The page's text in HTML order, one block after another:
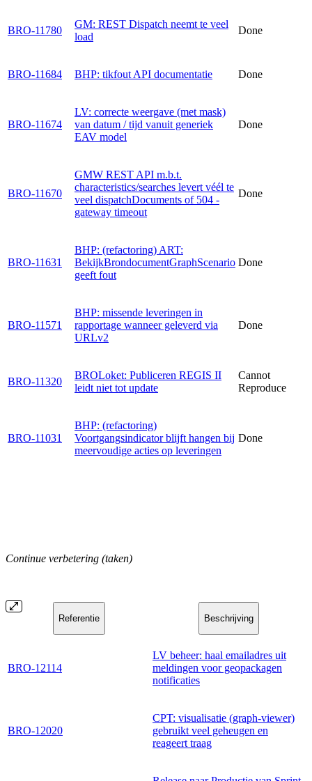
BRO-11780
GM: REST Dispatch neemt te veel
load
Done
BRO-11684 BHP: tikfout API documentatie Done
BRO-11674
LV: correcte weergave (met mask)
van datum / tijd vanuit generiek
EAV model
Done
BRO-11670
GMW REST API m.b.t.
characteristics/searches levert véél te
veel dispatchDocuments of 504 -
gateway timeout
Done
BRO-11631
BHP: (refactoring) ART:
BekijkBrondocumentGraphScenario
geeft fout
Done
BRO-11571
BHP: missende leveringen in
rapportage wanneer geleverd via
URLv2
Done
BRO-11320
BROLoket: Publiceren REGIS II
leidt niet tot update
Cannot
Reproduce
BRO-11031
BHP: (refactoring)
Voortgangsindicator blijft hangen bij
meervoudige acties op leveringen
Done
Continue verbetering (taken)
Referentie Beschrijving
BRO-12114
LV beheer: haal emailadres uit
meldingen voor geopackagen
notificaties
BRO-12020
CPT: visualisatie (graph-viewer)
gebruikt veel geheugen en
reageert traag